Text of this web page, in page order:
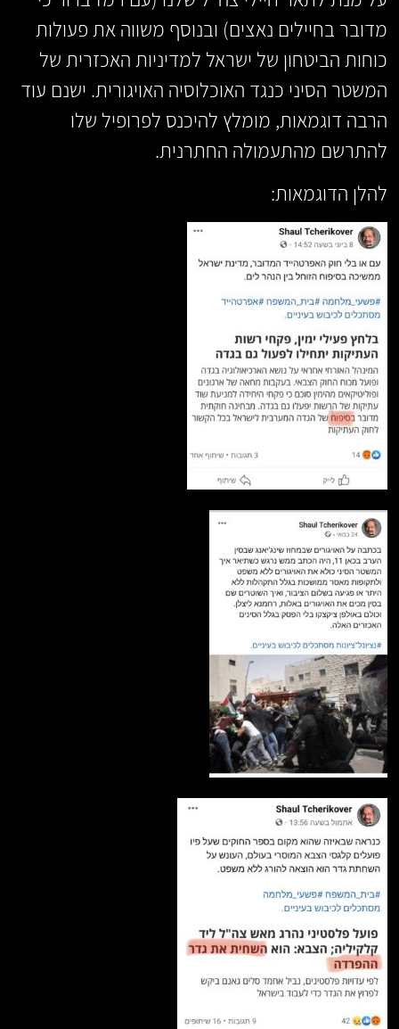
מדובר בחיילים נאצים) ובנוסף משווה את פעולות
כוחות הביטחון של ישראל למדיניות האכזרית של
המשטר הסיני כנגד האוכלוסיה האויגורית. ישנם עוד
הרבה דוגמאות, מומלץ להיכנס לפרופיל שלו
להתרשם מהתעמולה החתרנית.
להלן הדוגמאות: